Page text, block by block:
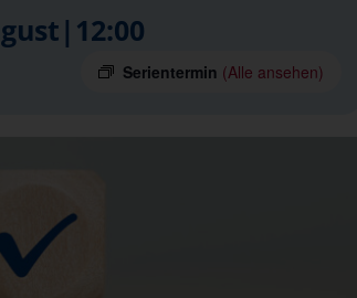
Serientermin (Alle ansehen)